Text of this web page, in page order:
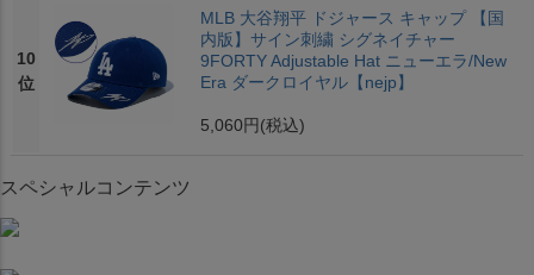
10
位
MLB 大谷翔平 ドジャース キャップ 【国
内版】サイン刺繍 シグネイチャー
9FORTY Adjustable Hat ニューエラ/New
Era ダークロイヤル【nejp】
5,060円 (税込)
スペシャルコンテンツ